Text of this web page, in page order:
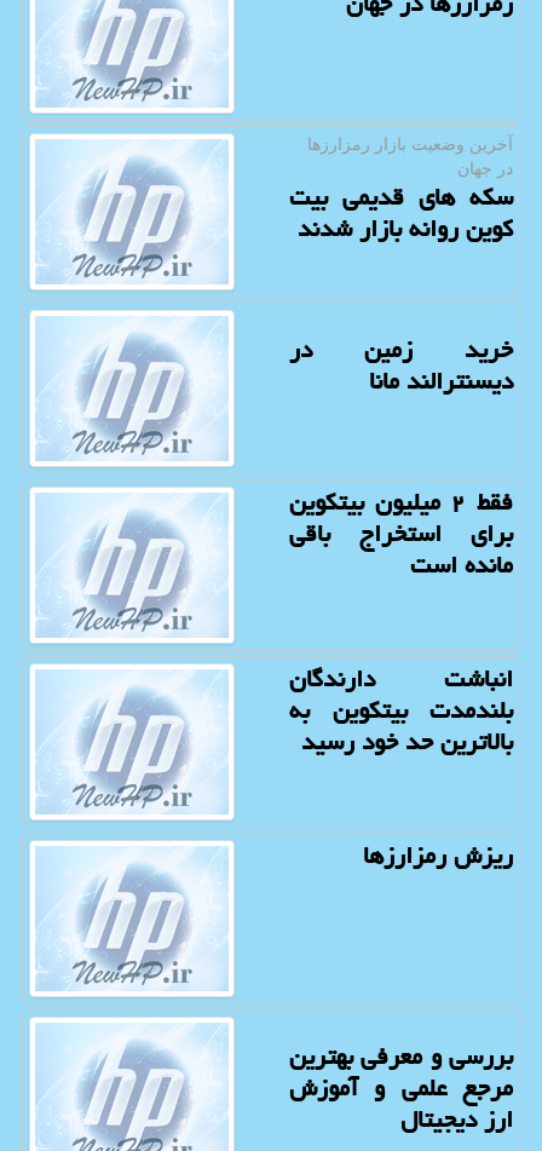
آخرین وضعیت بازار رمزارزها
در جهان
سکه های قدیمی بیت
کوین روانه بازار شدند
خرید زمین در
دیسنترالند مانا
فقط ۲ میلیون بیتکوین
برای استخراج باقی
مانده است
انباشت دارندگان
بلندمدت بیتکوین به
بالاترین حد خود رسید
ریزش رمزارزها
بررسی و معرفی بهترین
مرجع علمی و آموزش
ارز دیجیتال